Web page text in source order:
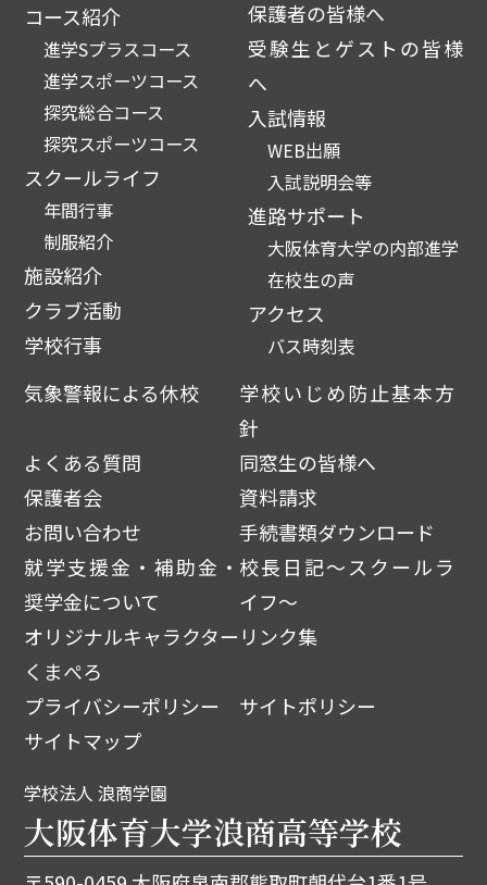
コース紹介
進学Sプラスコース
進学スポーツコース
探究総合コース
探究スポーツコース
スクールライフ
年間行事
制服紹介
施設紹介
クラブ活動
学校行事
保護者の皆様へ
受験生とゲストの皆様
へ
入試情報
WEB出願
入試説明会等
進路サポート
大阪体育大学の内部進学
在校生の声
アクセス
バス時刻表
気象警報による休校
学校いじめ防止基本方
針
よくある質問
同窓生の皆様へ
保護者会
資料請求
お問い合わせ
手続書類ダウンロード
就学支援金・補助金・
奨学金について
校長日記～スクールラ
イフ～
オリジナルキャラクター
くまぺろ
リンク集
プライバシーポリシー
サイトポリシー
サイトマップ
学校法人 浪商学園
大阪体育大学浪商高等学校